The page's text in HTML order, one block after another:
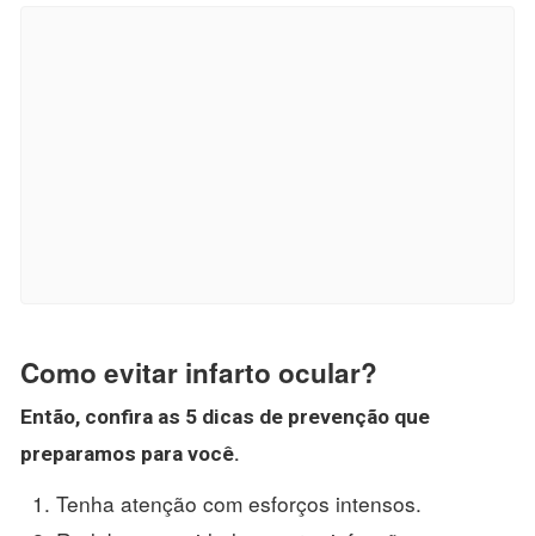
Como evitar infarto ocular?
Então, confira as 5 dicas de prevenção que
preparamos para você.
Tenha atenção com esforços intensos.